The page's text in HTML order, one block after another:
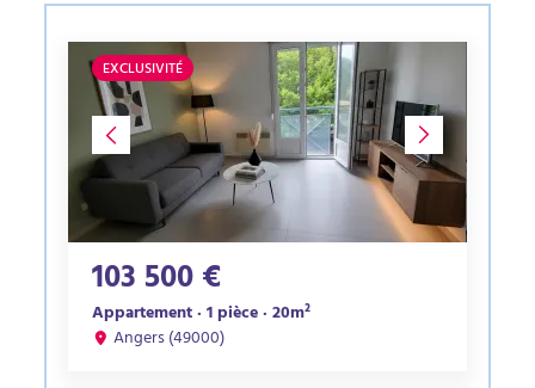
EXCLUSIVITÉ
103 500 €
Appartement · 1 pièce · 20m²
Angers (49000)